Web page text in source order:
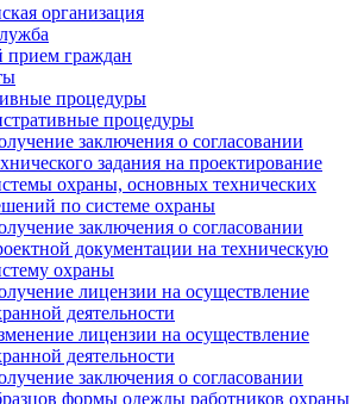
организация
граждан
процедуры
процедуры
заключения о согласовании
задания на проектирование
охраны, основных технических
по системе охраны
заключения о согласовании
документации на техническую
охраны
лицензии на осуществление
деятельности
лицензии на осуществление
деятельности
заключения о согласовании
формы одежды работников охраны